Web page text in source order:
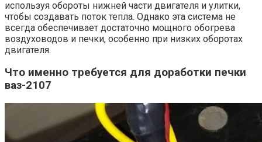
используя обороты нижней части двигателя и улитки,
чтобы создавать поток тепла. Однако эта система не
всегда обеспечивает достаточно мощного обогрева
воздуховодов и печки, особенно при низких оборотах
двигателя.
Что именно требуется для доработки печки
ваз-2107